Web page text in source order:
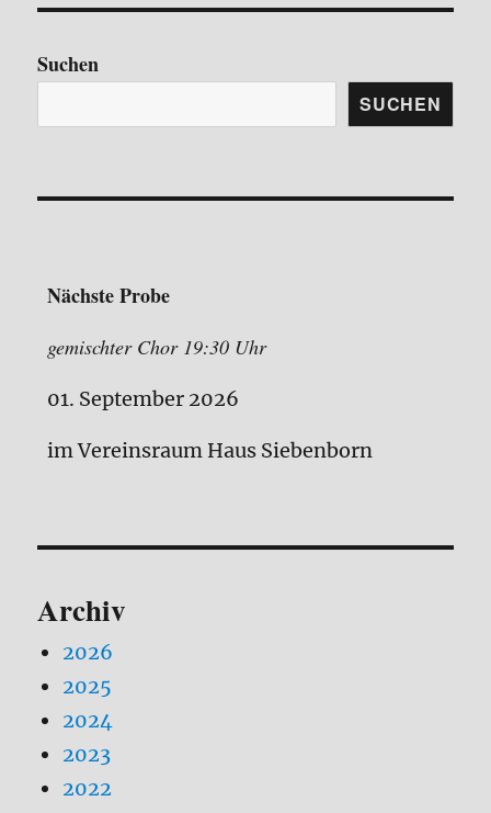
Suchen
SUCHEN
Nächste Probe
gemischter Chor 19:30 Uhr
01. September 2026
im Vereinsraum Haus Siebenborn
Archiv
2026
2025
2024
2023
2022